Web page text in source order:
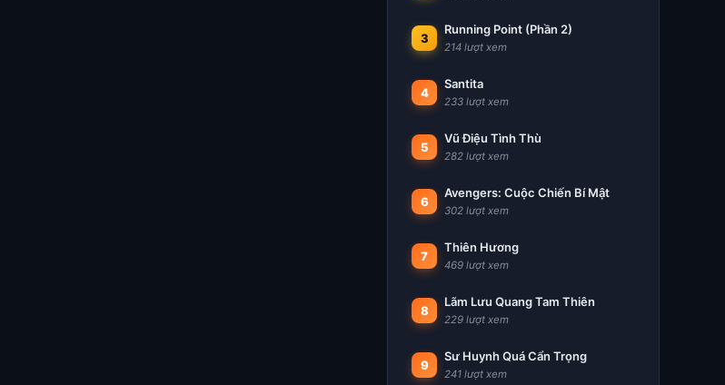
3
Running Point (Phần 2)
214 lượt xem
4
Santita
233 lượt xem
5
Vũ Điệu Tình Thù
282 lượt xem
6
Avengers: Cuộc Chiến Bí Mật
302 lượt xem
7
Thiên Hương
469 lượt xem
8
Lãm Lưu Quang Tam Thiên
229 lượt xem
9
Sư Huynh Quá Cẩn Trọng
241 lượt xem